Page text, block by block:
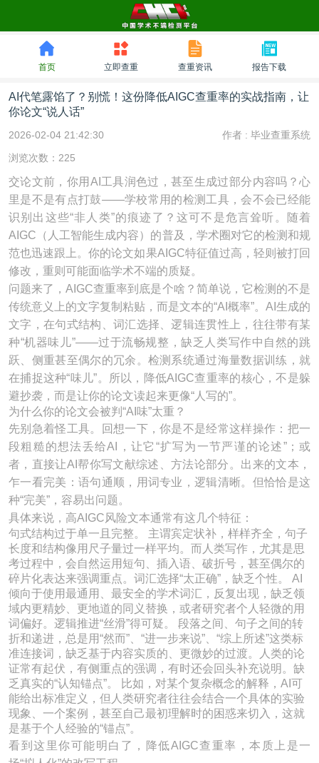
首页 立即查重 查重资讯 报告下载
AI代笔露馅了？别慌！这份降低AIGC查重率的实战指南，让
你论文“说人话”
2026-02-04 21:42:30 作者 : 毕业查重系统
浏览次数：225
交论文前，你用AI工具润色过，甚至生成过部分内容吗？心
里是不是有点打鼓——学校常用的检测工具，会不会已经能
识别出这些“非人类”的痕迹了？这可不是危言耸听。随着
AIGC（人工智能生成内容）的普及，学术圈对它的检测和规
范也迅速跟上。你的论文如果AIGC特征值过高，轻则被打回
修改，重则可能面临学术不端的质疑。
问题来了，AIGC查重率到底是个啥？简单说，它检测的不是
传统意义上的文字复制粘贴，而是文本的“AI概率”。AI生成的
文字，在句式结构、词汇选择、逻辑连贯性上，往往带有某
种“机器味儿”——过于流畅规整，缺乏人类写作中自然的跳
跃、侧重甚至偶尔的冗余。检测系统通过海量数据训练，就
在捕捉这种“味儿”。所以，降低AIGC查重率的核心，不是躲
避抄袭，而是让你的论文读起来更像“人写的”。
为什么你的论文会被判“AI味”太重？
先别急着怪工具。回想一下，你是不是经常这样操作：把一
段粗糙的想法丢给AI，让它“扩写为一节严谨的论述”；或
者，直接让AI帮你写文献综述、方法论部分。出来的文本，
乍一看完美：语句通顺，用词专业，逻辑清晰。但恰恰是这
种“完美”，容易出问题。
具体来说，高AIGC风险文本通常有这几个特征：
句式结构过于单一且完整。 主谓宾定状补，样样齐全，句子
长度和结构像用尺子量过一样平均。而人类写作，尤其是思
考过程中，会自然运用短句、插入语、破折号，甚至偶尔的
碎片化表达来强调重点。词汇选择“太正确”，缺乏个性。 AI
倾向于使用最通用、最安全的学术词汇，反复出现，缺乏领
域内更精妙、更地道的同义替换，或者研究者个人轻微的用
词偏好。逻辑推进“丝滑”得可疑。 段落之间、句子之间的转
折和递进，总是用“然而”、“进一步来说”、“综上所述”这类标
准连接词，缺乏基于内容实质的、更微妙的过渡。人类的论
证常有起伏，有侧重点的强调，有时还会回头补充说明。缺
乏真实的“认知锚点”。 比如，对某个复杂概念的解释，AI可
能给出标准定义，但人类研究者往往会结合一个具体的实验
现象、一个案例，甚至自己最初理解时的困惑来切入，这就
是基于个人经验的“锚点”。
看到这里你可能明白了，降低AIGC查重率，本质上是一